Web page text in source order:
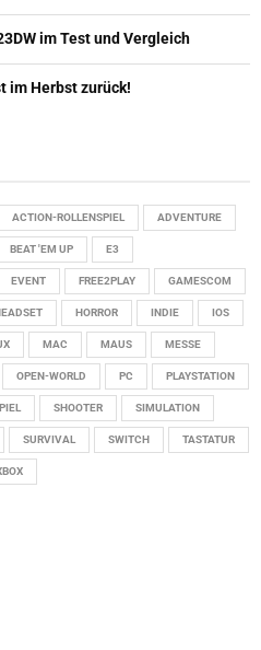
im Test und Vergleich
im Herbst zurück!
ACTION-ROLLENSPIEL ADVENTURE
BEAT 'EM UP E3
EVENT FREE2PLAY GAMESCOM
HORROR INDIE IOS
MAC MAUS MESSE
OPEN-WORLD PC PLAYSTATION
SHOOTER SIMULATION
SURVIVAL SWITCH TASTATUR